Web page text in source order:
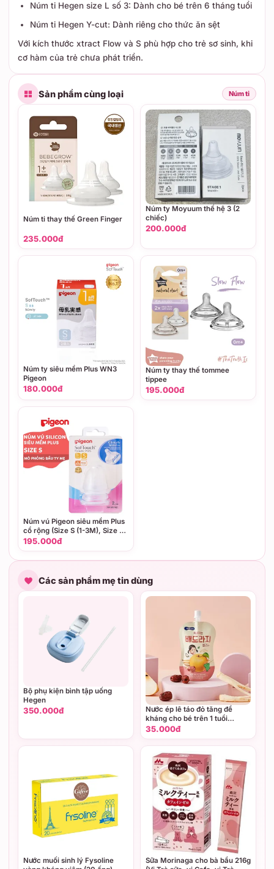
Núm ti Hegen size L số 3: Dành cho bé trên 6 tháng tuổi
Núm ti Hegen Y-cut: Dành riêng cho thức ăn sệt
Với kích thước xtract Flow và S phù hợp cho trẻ sơ sinh, khi
cơ hàm của trẻ chưa phát triển.
Sản phẩm cùng loại Núm ti
Núm ti thay thế Green Finger
235.000đ
Núm ty Moyuum thế hệ 3 (2
chiếc)
200.000đ
Núm ty siêu mềm Plus WN3
Pigeon
180.000đ
Núm ty thay thế tommee
tippee
195.000đ
Núm vú Pigeon siêu mềm Plus
cổ rộng (Size S (1-3M), Size M
(3-6M), Size L (6M+))
195.000đ
Các sản phẩm mẹ tin dùng
Bộ phụ kiện bình tập uống
Hegen
350.000đ
Nước ép lê táo đỏ tăng đề
kháng cho bé trên 1 tuổi
BeBecook
35.000đ
Nước muối sinh lý Fysoline
Sữa Morinaga cho bà bầu 216g